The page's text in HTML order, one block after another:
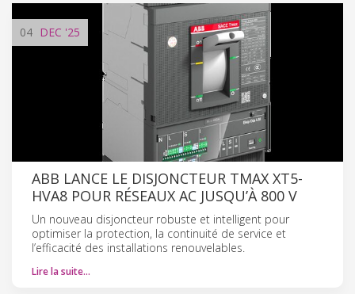
04 DEC '25
ABB LANCE LE DISJONCTEUR TMAX XT5-
HVA8 POUR RÉSEAUX AC JUSQU’À 800 V
Un nouveau disjoncteur robuste et intelligent pour
optimiser la protection, la continuité de service et
l’efficacité des installations renouvelables.
Lire la suite…